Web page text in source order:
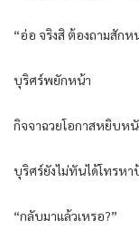
“อ่อ จริงสิ ต้องถามสักห
บุริศร์พยักหน้า
กิจจาฉวยโอกาสหยิบ
บุริศร์ยังไม่ทันได้โทรหา
“กลับมาแล้วเหรอ?”